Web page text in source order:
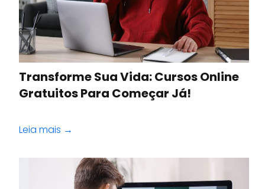
Transforme Sua Vida: Cursos Online
Gratuitos Para Começar Já!
Leia mais →